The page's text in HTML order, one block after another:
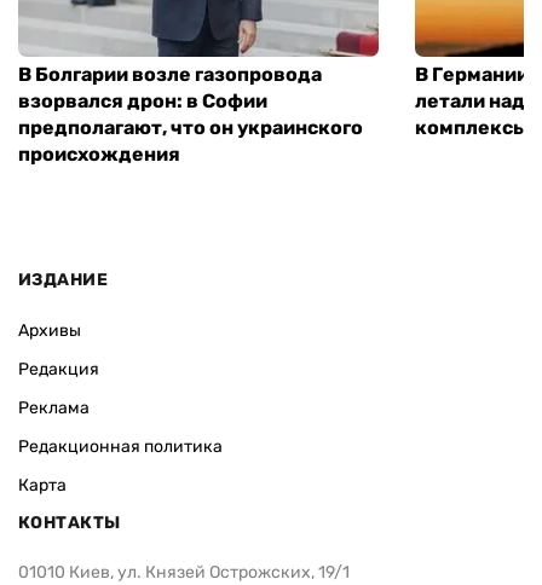
В Болгарии возле газопровода
взорвался дрон: в Софии
предполагают, что он украинского
происхождения
В Германии
летали над
комплексы
ИЗДАНИЕ
Архивы
Редакция
Реклама
Редакционная политика
Карта
КОНТАКТЫ
01010 Киев, ул. Князей Острожских, 19/1